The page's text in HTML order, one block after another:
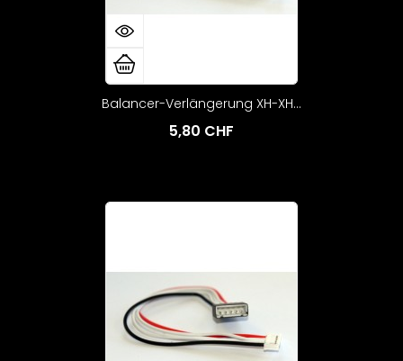
Balancer-Verlängerung XH-XH...
5,80 CHF